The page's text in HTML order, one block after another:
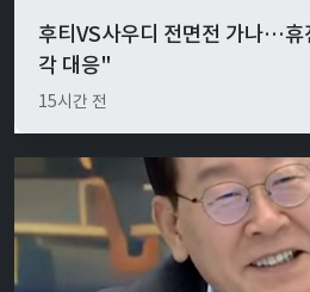
후티VS사우디 전면전 가나…
각 대응"
15시간 전